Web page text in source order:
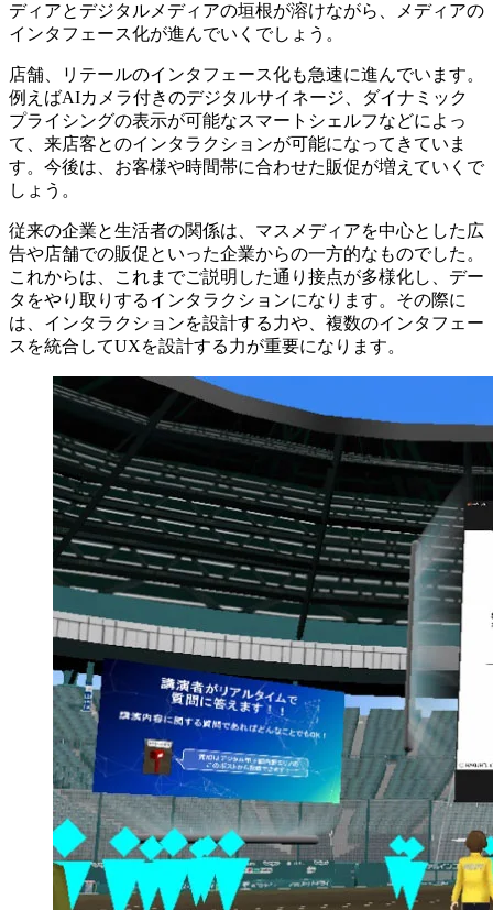
ディアとデジタルメディアの垣根が溶けながら、メディアの
インタフェース化が進んでいくでしょう。
店舗、リテールのインタフェース化も急速に進んでいます。
例えばAIカメラ付きのデジタルサイネージ、ダイナミック
プライシングの表示が可能なスマートシェルフなどによっ
て、来店客とのインタラクションが可能になってきていま
す。今後は、お客様や時間帯に合わせた販促が増えていくで
しょう。
従来の企業と生活者の関係は、マスメディアを中心とした広
告や店舗での販促といった企業からの一方的なものでした。
これからは、これまでご説明した通り接点が多様化し、デー
タをやり取りするインタラクションになります。その際に
は、インタラクションを設計する力や、複数のインタフェー
スを統合してUXを設計する力が重要になります。